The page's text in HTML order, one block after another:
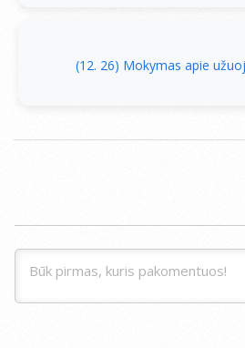
(12. 26) Mokymas apie